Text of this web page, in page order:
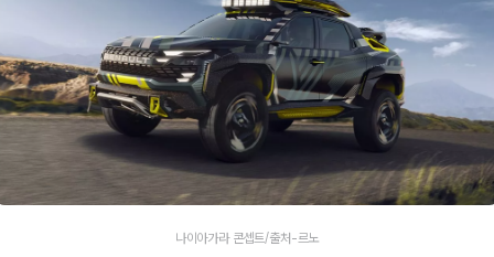
나이아가라 콘셉트/출처-르노